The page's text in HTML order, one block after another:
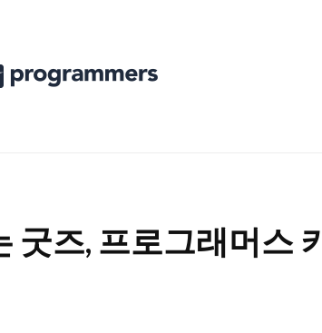
로
스
공
굿즈, 프로그래머스